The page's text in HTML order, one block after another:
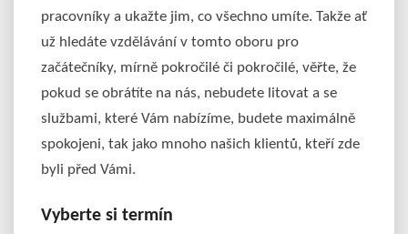
pracovníky a ukažte jim, co všechno umíte. Takže ať
už hledáte vzdělávání v tomto oboru pro
začátečníky, mírně pokročilé či pokročilé, věřte, že
pokud se obrátíte na nás, nebudete litovat a se
službami, které Vám nabízíme, budete maximálně
spokojeni, tak jako mnoho našich klientů, kteří zde
byli před Vámi.
Vyberte si termín